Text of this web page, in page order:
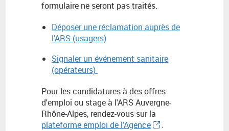
formulaire ne seront pas traités.
Déposer une réclamation auprès de
l’ARS (usagers)
Signaler un événement sanitaire
(opérateurs)
Pour les candidatures à des offres
d'emploi ou stage à l'ARS Auvergne-
Rhône-Alpes, rendez-vous sur la
plateforme emploi de l'Agence
.